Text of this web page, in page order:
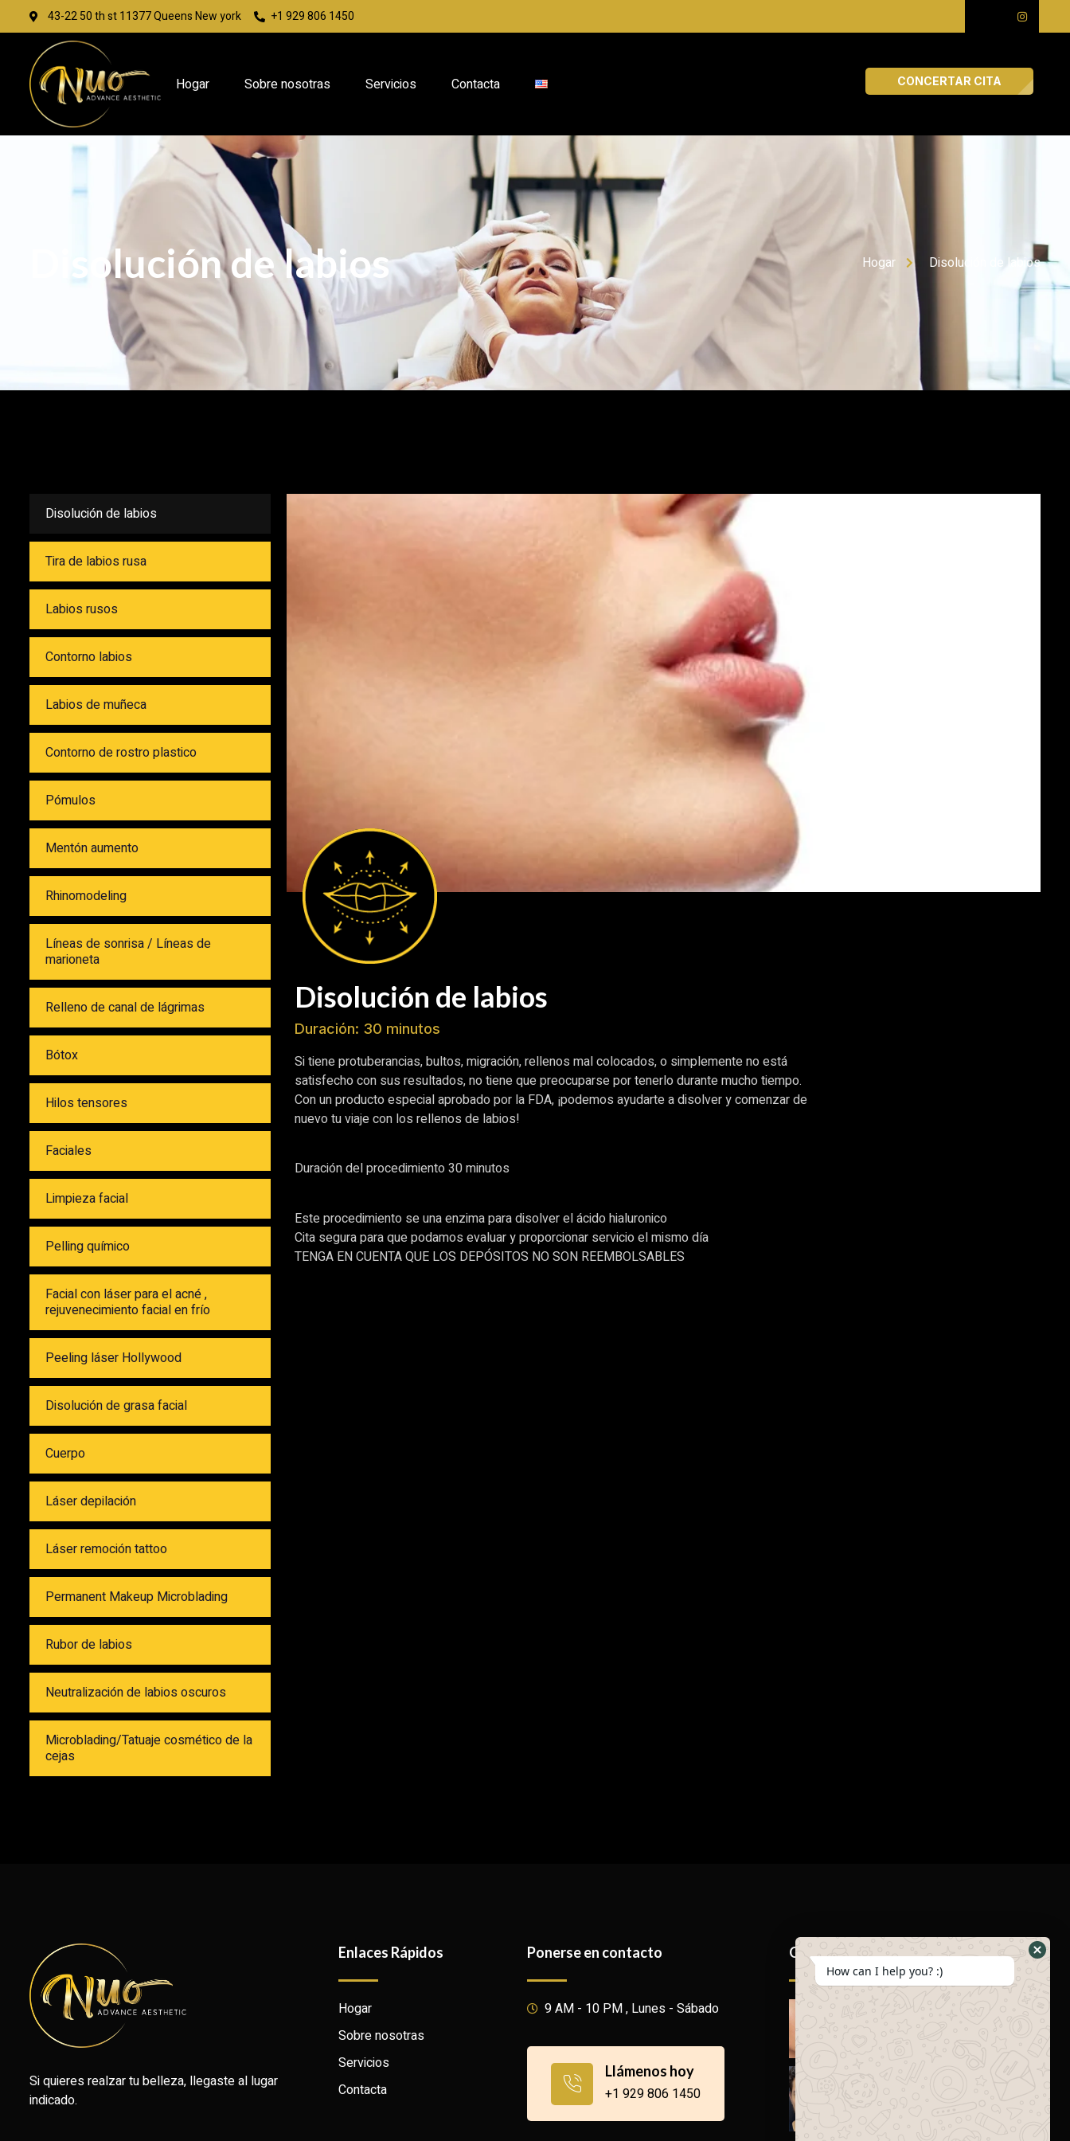
43-22 50 th st 11377 Queens New york +1 929 806 1450
Hogar Sobre nosotras Servicios Contacta CONCERTAR CITA
Disolución de labios Hogar Disolución de labios
Disolución de labios
Tira de labios rusa
Labios rusos
Contorno labios
Labios de muñeca
Contorno de rostro plastico
Pómulos
Mentón aumento
Rhinomodeling
Líneas de sonrisa / Líneas de
marioneta
Relleno de canal de lágrimas
Bótox
Hilos tensores
Faciales
Limpieza facial
Pelling químico
Facial con láser para el acné ,
rejuvenecimiento facial en frío
Peeling láser Hollywood
Disolución de grasa facial
Cuerpo
Láser depilación
Láser remoción tattoo
Permanent Makeup Microblading
Rubor de labios
Neutralización de labios oscuros
Microblading/Tatuaje cosmético de la
cejas
Disolución de labios
Duración: 30 minutos
Si tiene protuberancias, bultos, migración, rellenos mal colocados, o simplemente no está
satisfecho con sus resultados, no tiene que preocuparse por tenerlo durante mucho tiempo.
Con un producto especial aprobado por la FDA, ¡podemos ayudarte a disolver y comenzar de
nuevo tu viaje con los rellenos de labios!
Duración del procedimiento 30 minutos
Este procedimiento se una enzima para disolver el ácido hialuronico
Cita segura para que podamos evaluar y proporcionar servicio el mismo día
TENGA EN CUENTA QUE LOS DEPÓSITOS NO SON REEMBOLSABLES
Si quieres realzar tu belleza, llegaste al lugar
indicado.
Enlaces Rápidos
Hogar
Sobre nosotras
Servicios
Contacta
Ponerse en contacto
9 AM - 10 PM , Lunes - Sábado
Llámenos hoy
+1 929 806 1450
Galería
How can I help you? :)